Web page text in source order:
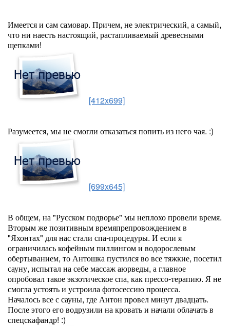
Имеется и сам самовар. Причем, не электрический, а самый,
что ни наесть настоящий, растапливаемый древесными
щепками!
[412x699]
Разумеется, мы не смогли отказаться попить из него чая. :)
[699x645]
В общем, на "Русском подворье" мы неплохо провели время.
Вторым же позитивным времяпрепровождением в
"Яхонтах" для нас стали спа-процедуры. И если я
ограничилась кофейным пиллингом и водорослевым
обертыванием, то Антошка пустился во все тяжкие, посетил
сауну, испытал на себе массаж аюрведы, а главное
опробовал такое экзотическое спа, как прессо-терапию. Я не
смогла устоять и устроила фотосессию процесса.
Началось все с сауны, где Антон провел минут двадцать.
После этого его водрузили на кровать и начали облачать в
спецскафандр! :)